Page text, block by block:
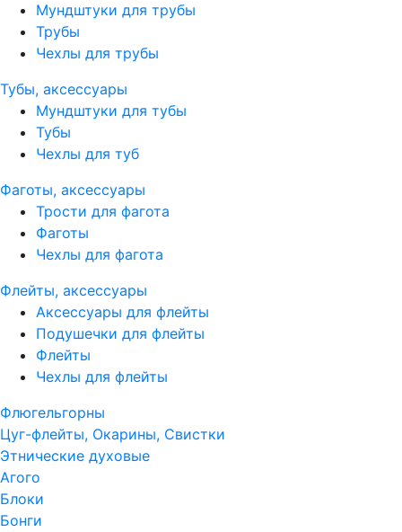
Мундштуки для трубы
Трубы
Чехлы для трубы
Тубы, аксессуары
Мундштуки для тубы
Тубы
Чехлы для туб
Фаготы, аксессуары
Трости для фагота
Фаготы
Чехлы для фагота
Флейты, аксессуары
Аксессуары для флейты
Подушечки для флейты
Флейты
Чехлы для флейты
Флюгельгорны
Цуг-флейты, Окарины, Свистки
Этнические духовые
Агого
Блоки
Бонги